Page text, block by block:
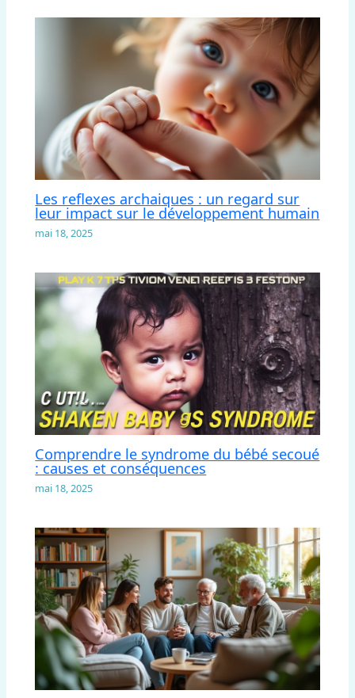
Les reflexes archaiques : un regard sur
leur impact sur le développement humain
mai 18, 2025
Comprendre le syndrome du bébé secoué
: causes et conséquences
mai 18, 2025